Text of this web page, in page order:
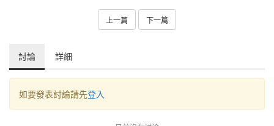
上一篇 下一篇
討論 詳細
如要發表討論請先登入